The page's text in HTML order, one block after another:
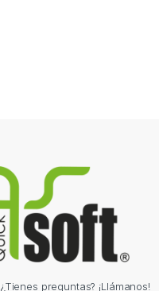
¿Tienes preguntas? ¡Llámanos!